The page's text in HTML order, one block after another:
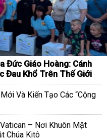
Đức Giáo Hoàng: Cánh
Đau Khổ Trên Thế Giới
Và Kiến Tạo Các “Cộng
– Nơi Khuôn Mặt
Chúa Kitô